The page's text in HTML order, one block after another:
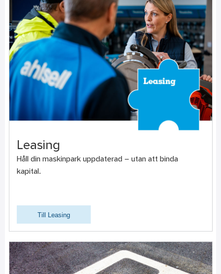
Leasing
Håll din maskinpark uppdaterad – utan att binda
kapital.
Till Leasing